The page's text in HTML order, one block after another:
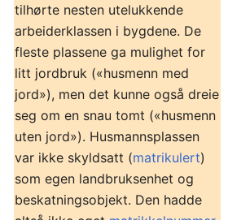
tilhørte nesten utelukkende
arbeiderklassen i bygdene. De
fleste plassene ga mulighet for
litt jordbruk («husmenn med
jord»), men det kunne også dreie
seg om en snau tomt («husmenn
uten jord»). Husmannsplassen
var ikke skyldsatt (matrikulert)
som egen landbruksenhet og
beskatningsobjekt. Den hadde